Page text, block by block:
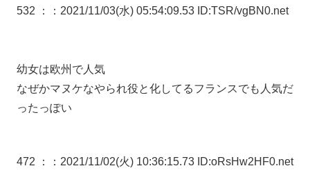
532 ： ：2021/11/03(水) 05:54:09.53 ID:TSR/vgBN0.net
幼女は欧州で人気
なぜかマヌケなやられ役と化してるフランスでも人気だ
ったっぽい
472 ： ：2021/11/02(火) 10:36:15.73 ID:oRsHw2HF0.net